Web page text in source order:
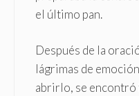
el último pan.
Después de la
lágrimas de
abrirlo, se encontró